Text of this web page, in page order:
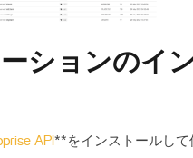
ションのイ
API **をインストールして